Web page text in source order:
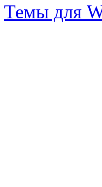
Темы для